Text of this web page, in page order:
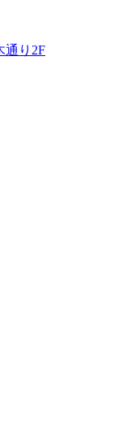
通り2F